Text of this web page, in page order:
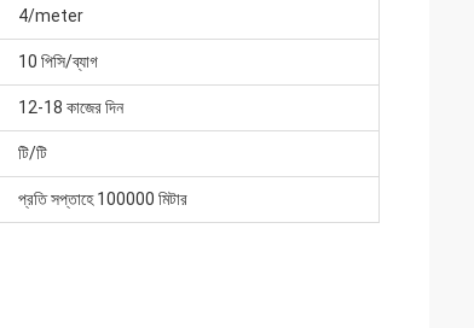
4/meter
10 পিসি/ব্যাগ
12-18 কাজের দিন
টি/টি
প্রতি সপ্তাহে 100000 মিটার